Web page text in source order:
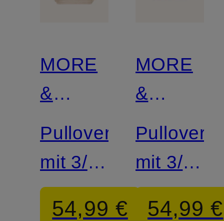
MORE
&
MORE
Pullover
mit 3/4-
Arm
54,99 €
MORE
&
MORE
Pullover
mit 3/4-
Arm
54,99 €